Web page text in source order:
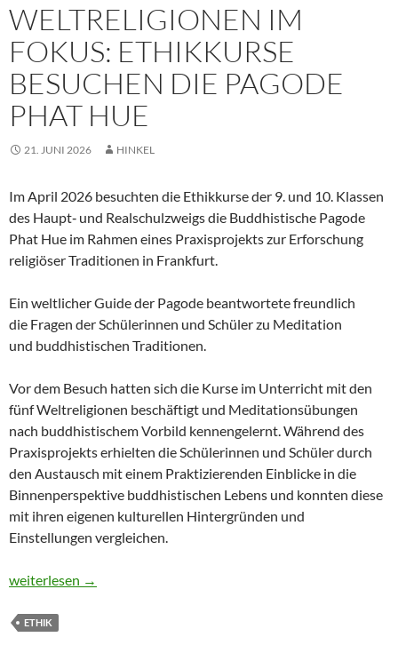
WELTRELIGIONEN IM
FOKUS: ETHIKKURSE
BESUCHEN DIE PAGODE
PHAT HUE
21. JUNI 2026 HINKEL
Im April 2026 besuchten die Ethikkurse der 9. und 10. Klassen
des Haupt‑ und Realschulzweigs die Buddhistische Pagode
Phat Hue im Rahmen eines Praxisprojekts zur Erforschung
religiöser Traditionen in Frankfurt.
Ein weltlicher Guide der Pagode beantwortete freundlich
die Fragen der Schülerinnen und Schüler zu Meditation
und buddhistischen Traditionen.
Vor dem Besuch hatten sich die Kurse im Unterricht mit den
fünf Weltreligionen beschäftigt und Meditationsübungen
nach buddhistischem Vorbild kennengelernt. Während des
Praxisprojekts erhielten die Schülerinnen und Schüler durch
den Austausch mit einem Praktizierenden Einblicke in die
Binnenperspektive buddhistischen Lebens und konnten diese
mit ihren eigenen kulturellen Hintergründen und
Einstellungen vergleichen.
Weltreligionen im Fokus: Ethikkurse besuchen die Pagode Phat
weiterlesen →
ETHIK